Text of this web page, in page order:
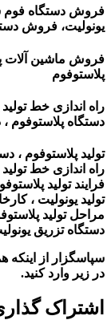
فروش دستگاه فوم
یونولیت، فروش
فروش ماشین آلات
پلاستوفوم
راه اندازی خط
دستگاه پلاستوفوم ،
تولید پلاستوفوم ،
راه اندازی خط
فرایند تولید
تولید یونولیت ،
مراحل تولید
دستگاه تزریق
سپاسگزار از اینکه
در زیر وارد کنید.
اشتراک